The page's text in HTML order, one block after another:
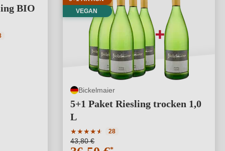
BIO
Bewertung von 4.95 von 5 Sternen
VEGAN
Bickelmaier
5+1 Paket Riesling trocken 1,0
L
★★★★★
★
Durchschnittliche Bewertung von 4.86 von
28
43,80 €